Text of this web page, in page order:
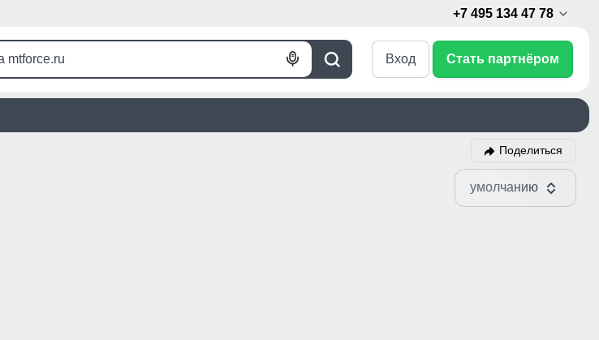
+7 495 134 47 78
Поиск
Голосовой
Вход Стать партнёром
Поделиться
умолчанию